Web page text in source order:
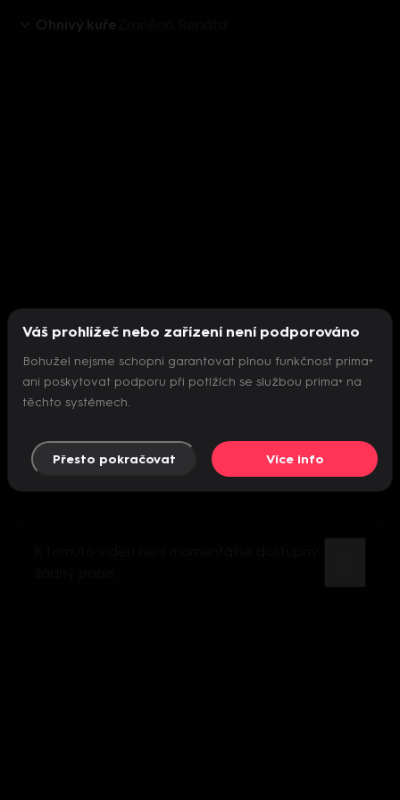
Ohnivý kuře
Nepodařilo se inicializovat přehrávač
Váš prohlížeč nebo zařízení není podporováno
Bohužel nejsme schopni garantovat plnou funkčnost prima+
ani poskytovat podporu při potížích se službou prima+ na
těchto systémech.
Přesto pokračovat Více info